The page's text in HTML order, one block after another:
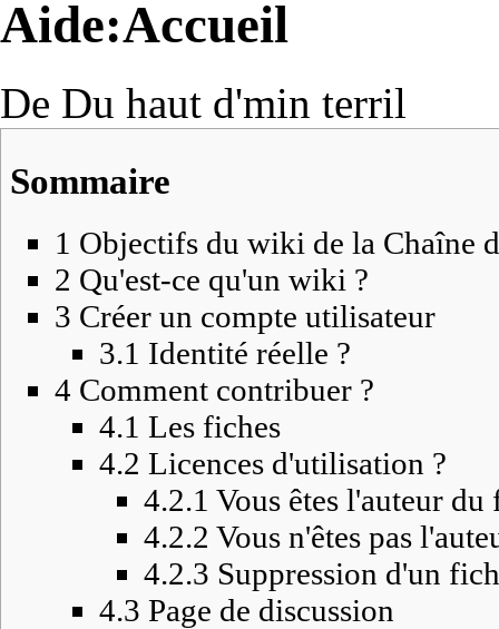
Aide:Accueil
De Du haut d'min terril
Sommaire
1 Objectifs du wiki de la Chaîne
2 Qu'est-ce qu'un wiki ?
3 Créer un compte utilisateur
3.1 Identité réelle ?
4 Comment contribuer ?
4.1 Les fiches
4.2 Licences d'utilisation ?
4.2.1 Vous êtes l'auteur
4.2.2 Vous n'êtes pas
4.2.3 Suppression d'un
4.3 Page de discussion